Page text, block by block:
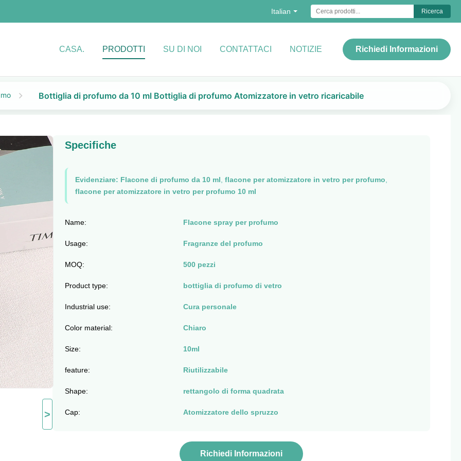
Italian Ricerca
CASA. PRODOTTI SU DI NOI CONTATTACI NOTIZIE Richiedi Informazioni
Bottiglia di profumo da 10 ml Bottiglia di profumo Atomizzatore in vetro ricaricabile
>
Specifiche
Evidenziare: Flacone di profumo da 10 ml flacone per atomizzatore in vetro per profumo
flacone per atomizzatore in vetro per profumo 10 ml
Name: Flacone spray per profumo
Usage: Fragranze del profumo
MOQ: 500 pezzi
Product type: bottiglia di profumo di vetro
Industrial use: Cura personale
Color material: Chiaro
Size: 10ml
feature: Riutilizzabile
Shape: rettangolo di forma quadrata
Cap: Atomizzatore dello spruzzo
Richiedi Informazioni